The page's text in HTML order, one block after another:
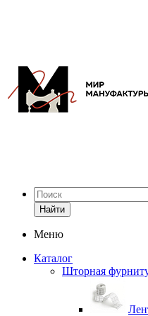
Найти
Меню
Каталог
Шторная